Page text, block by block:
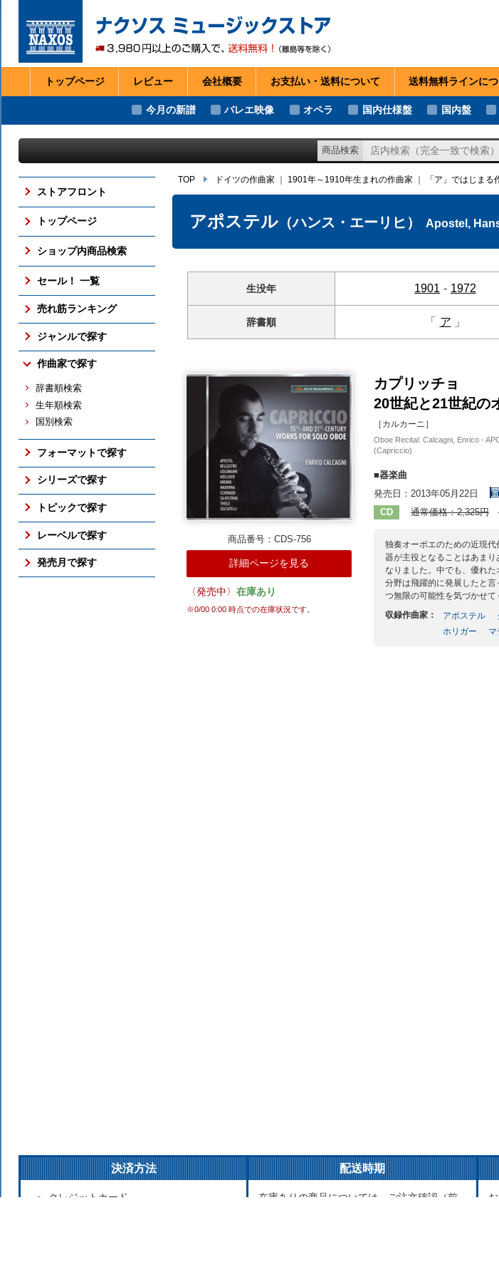
トップページ レビュー 会社概要 お支払い・送料について 送料無料ラインに
今月の新譜 バレエ映像 オペラ 国内仕様盤 国内盤
商品検索
ストアフロント
トップページ
ショップ内商品検索
セール！ 一覧
売れ筋ランキング
売れ筋の新譜
売れ筋のCD
売れ筋の映像メディア
売れ筋の交響曲
売れ筋のバレエ（映像）
売れ筋のピアノ
総合（上位300件）
予約ランキング
すべての売れ筋ランキング
ジャンルで探す
交響曲
協奏曲
室内楽曲
ピアノ曲
オペラ
吹奏楽
すべてのジャンル
作曲家で探す
辞書順検索
生年順検索
国別検索
フォーマットで探す
ボックス・セット
SACD
DVD / Blu-ray
フォーマットのTOP
シリーズで探す
アメリカン・クラシックス
ナクソス・ヒストリカル
期待の新進演奏家
シリーズのTOP
トピックで探す
さまざまな全集
国内仕様輸入盤
国内レーベル盤
レーベルで探す
NAXOS
ORFEO
発売月で探す
TOP ドイツの作曲家 ｜ 1901年～1910年生まれの作曲家 ｜ 「ア」ではじまる
アポステル （ハンス・エーリヒ） Apostel,
生没年 1901 - 1972
辞書順 「 ア 」
商品番号：CDS-756
詳細ページを見る
〈発売中〉在庫あり
※0/00 0:00 時点での在庫状況です。
カプリッチョ
20世紀と21世紀の
［カルカーニ］
Oboe Recital: Calcagni, Enrico -
(Capriccio)
■器楽曲
発売日：2013年05月22日
CD
通常価格：2,325円
独奏オーボエのための近現
器が主役となることはあま
なりました。中でも、優れ
分野は飛躍的に発展したと
つ無限の可能性を気づかせて
収録作曲家：
アポステル
ホリガー
マ
決済方法
クレジットカード
配送時期
在庫ありの商品については、ご注文確認（前